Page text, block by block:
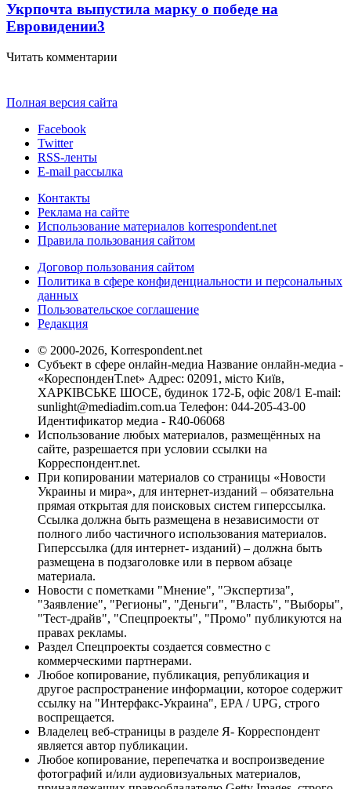
Укрпочта выпустила марку о победе на
Евровидении3
Читать комментарии
Полная версия сайта
Facebook
Twitter
RSS-ленты
E-mail рассылка
Контакты
Реклама на сайте
Использование материалов korrespondent.net
Правила пользования сайтом
Договор пользования сайтом
Политика в сфере конфиденциальности и персональных
данных
Пользовательское соглашение
Редакция
© 2000-2026, Korrespondent.net
Субъект в сфере онлайн-медиа Название онлайн-медиа -
«КореспонденТ.net» Адрес: 02091, місто Київ,
ХАРКІВСЬКЕ ШОСЕ, будинок 172-Б, офіс 208/1 E-mail:
sunlight@mediadim.com.ua Телефон: 044-205-43-00
Идентификатор медиа - R40-06068
Использование любых материалов, размещённых на
сайте, разрешается при условии ссылки на
Корреспондент.net.
При копировании материалов со страницы «Новости
Украины и мира», для интернет-изданий – обязательна
прямая открытая для поисковых систем гиперссылка.
Ссылка должна быть размещена в независимости от
полного либо частичного использования материалов.
Гиперссылка (для интернет- изданий) – должна быть
размещена в подзаголовке или в первом абзаце
материала.
Новости с пометками "Мнение", "Экспертиза",
"Заявление", "Регионы", "Деньги", "Власть", "Выборы",
"Тест-драйв", "Спецпроекты", "Промо" публикуются на
правах рекламы.
Раздел Спецпроекты создается совместно с
коммерческими партнерами.
Любое копирование, публикация, републикация и
другое распространение информации, которое содержит
ссылку на "Интерфакс-Украина", EPA / UPG, строго
воспрещается.
Владелец веб-страницы в разделе Я- Корреспондент
является автор публикации.
Любое копирование, перепечатка и воспроизведение
фотографий и/или аудиовизуальных материалов,